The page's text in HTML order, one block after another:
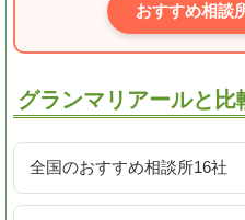
おすすめ相談
グランマリアールと比
全国のおすすめ相談所16社